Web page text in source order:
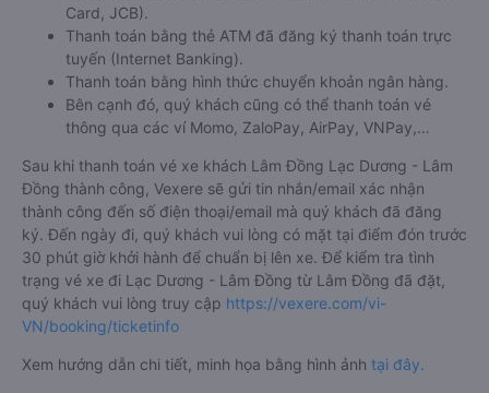
Card, JCB).
Thanh toán bằng thẻ ATM đã đăng ký thanh toán trực
tuyến (Internet Banking).
Thanh toán bằng hình thức chuyển khoản ngân hàng.
Bên cạnh đó, quý khách cũng có thể thanh toán vé
thông qua các ví Momo, ZaloPay, AirPay, VNPay,…
Sau khi thanh toán vé xe khách Lâm Đồng Lạc Dương - Lâm
Đồng thành công, Vexere sẽ gửi tin nhắn/email xác nhận
thành công đến số điện thoại/email mà quý khách đã đăng
ký. Đến ngày đi, quý khách vui lòng có mặt tại điểm đón trước
30 phút giờ khởi hành để chuẩn bị lên xe. Để kiểm tra tình
trạng vé xe đi Lạc Dương - Lâm Đồng từ Lâm Đồng đã đặt,
quý khách vui lòng truy cập https://vexere.com/vi-
VN/booking/ticketinfo
Xem hướng dẫn chi tiết, minh họa bằng hình ảnh tại đây.